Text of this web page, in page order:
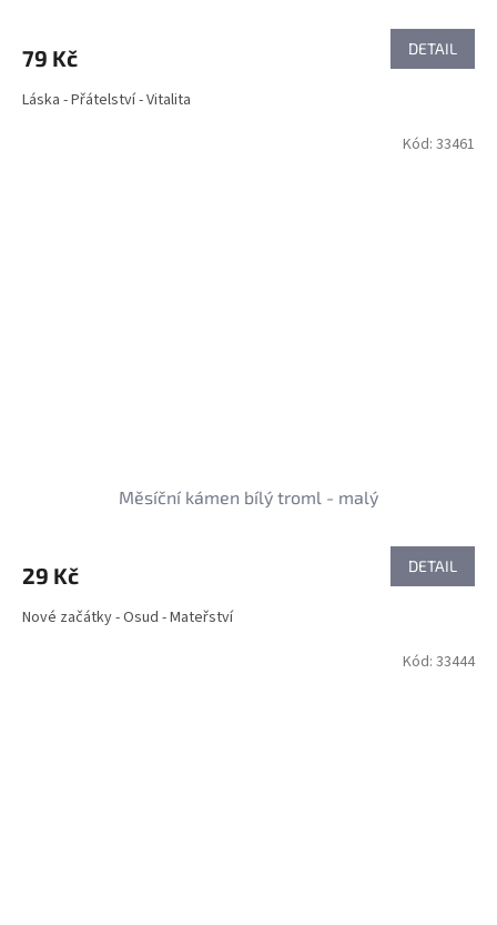
79 Kč DETAIL
Láska - Přátelství - Vitalita
Měsíční kámen bílý troml - malý
29 Kč DETAIL
Nové začátky - Osud - Mateřství
Kód: 33461
Kód: 33444